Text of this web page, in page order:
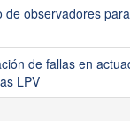
de observadores
de fallas en
LPV